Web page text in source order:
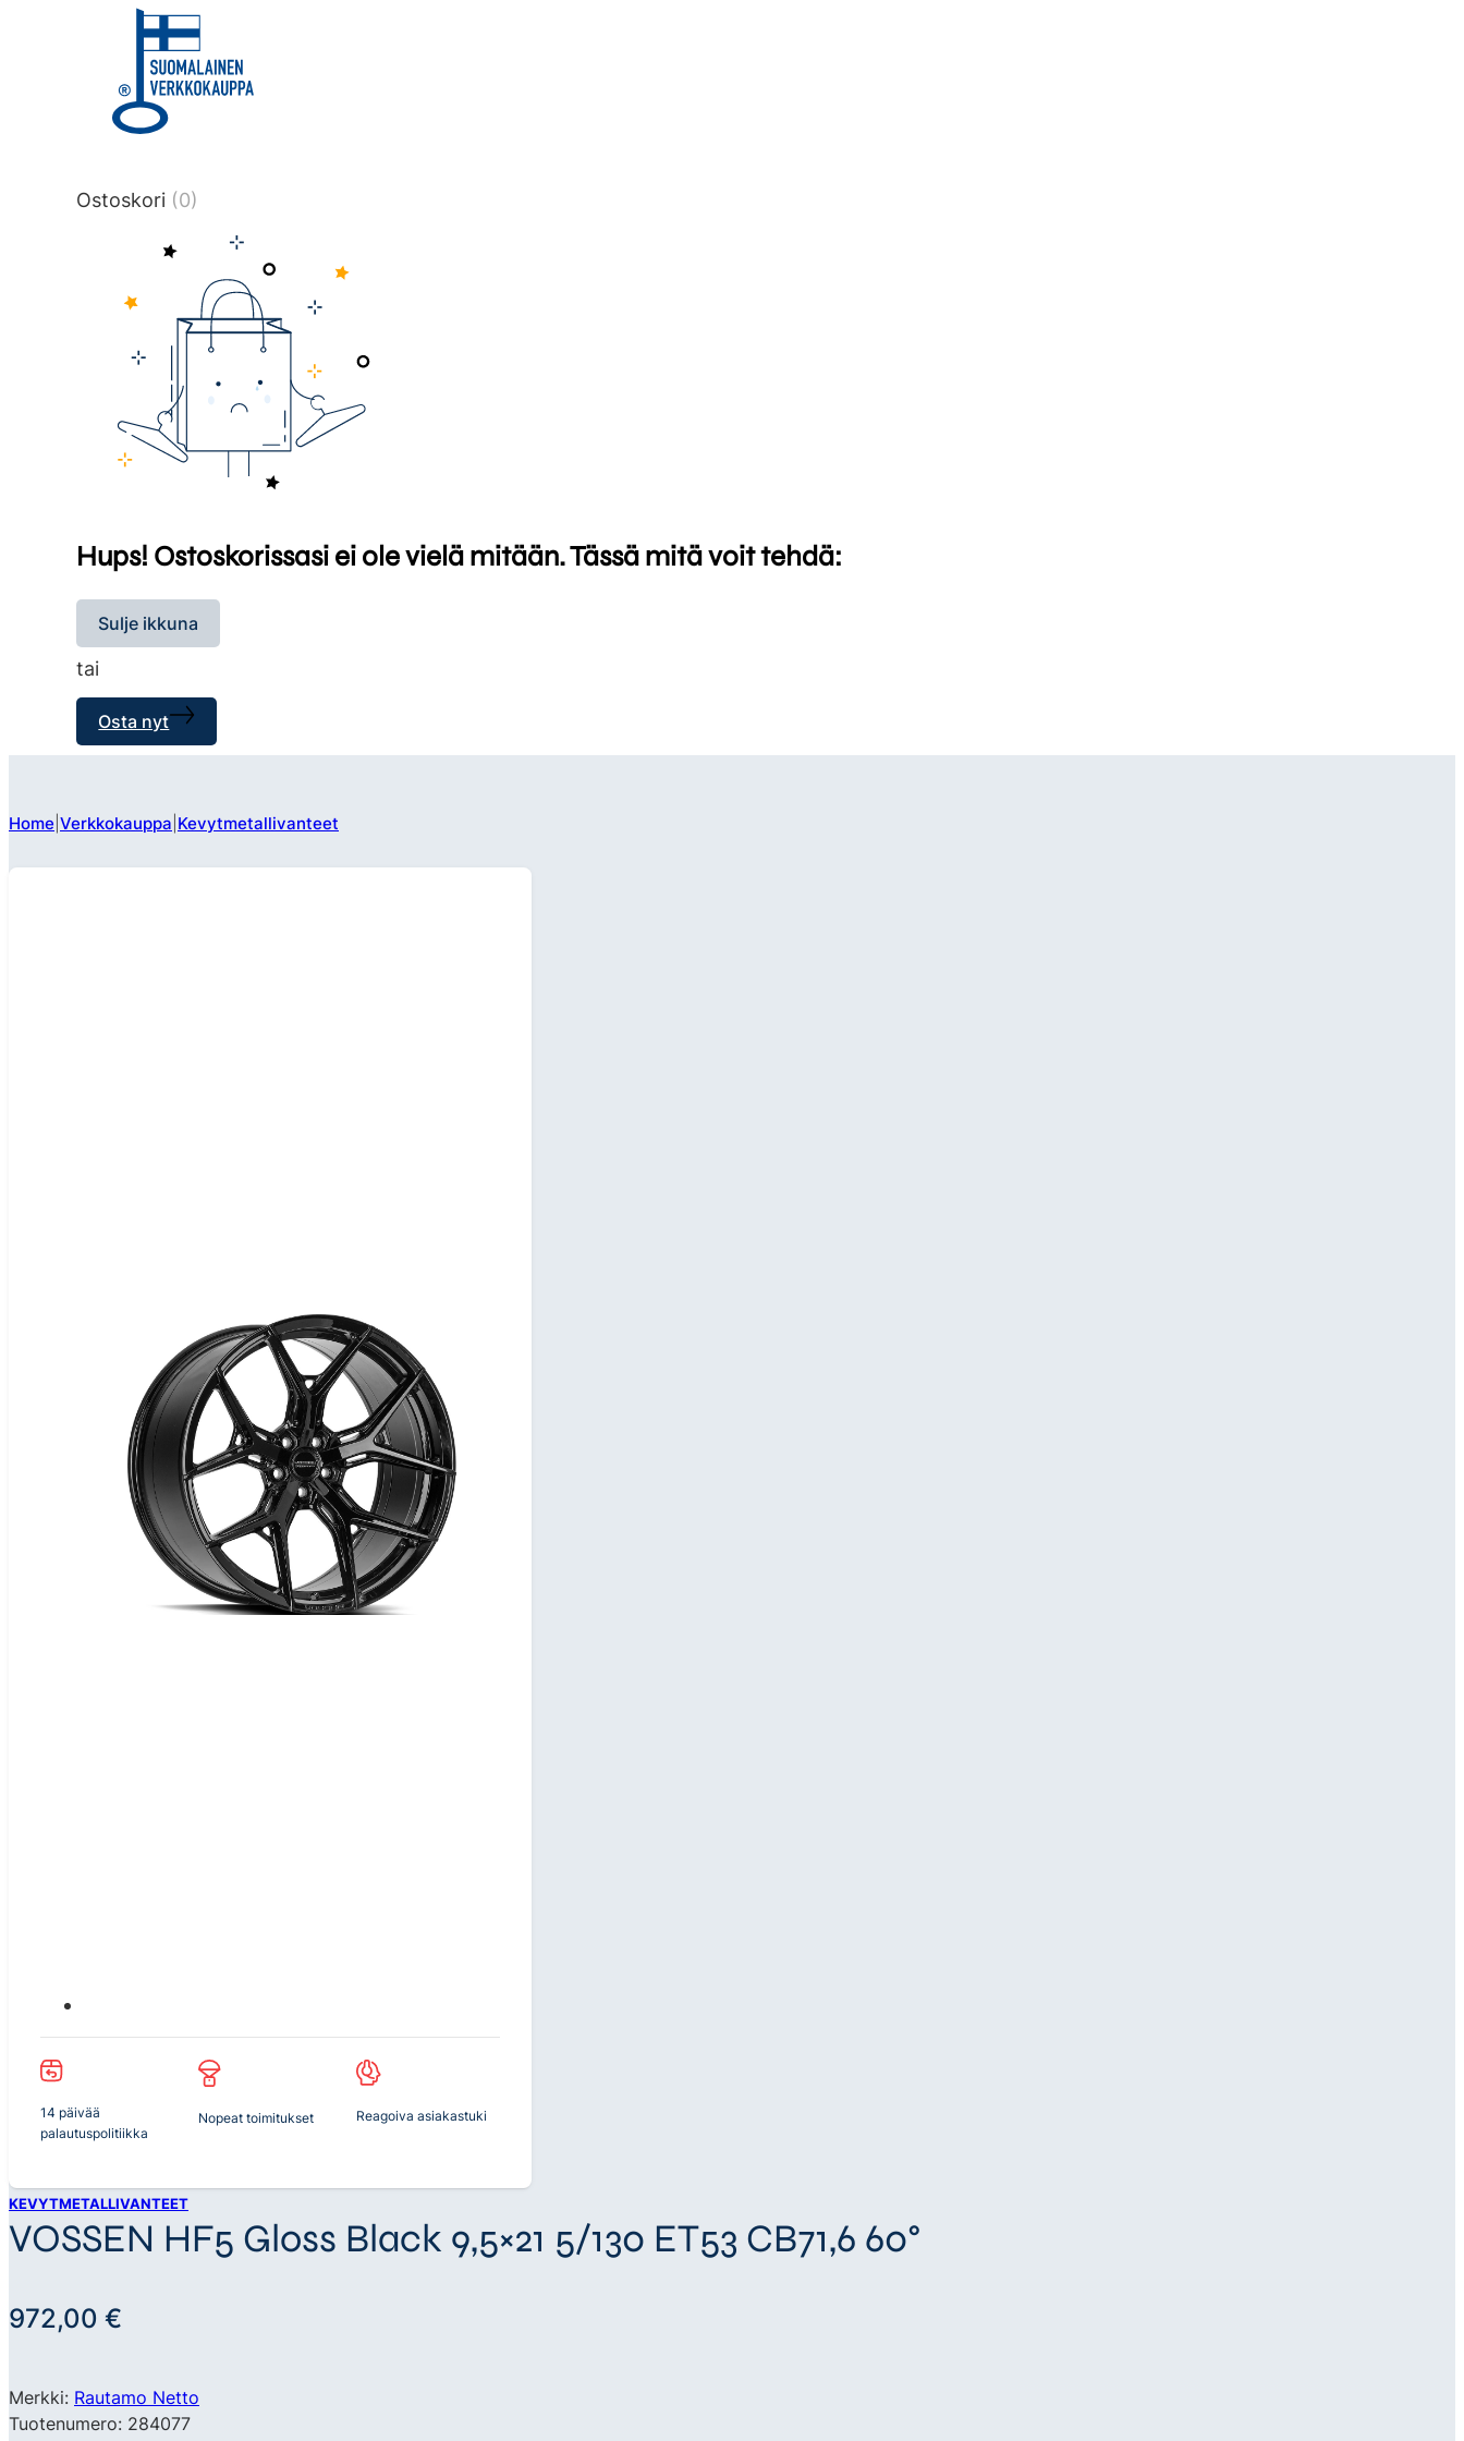
title or content.","post_type":
["product"],"ajax_loader_animation":"ripple","ajax_loader_selector":"#brxe-
tmlmvi","meta_query":
data-original-query-vars="[]" data-page="1" data-max-
Ostoskori (0)
Hups! Ostoskorissasi ei ole vielä mitään. Tässä mitä voit tehdä:
Sulje ikkuna
tai
Osta nyt
Home Verkkokauppa Kevytmetallivanteet
14 päivää
palautuspolitiikka
Nopeat toimitukset Reagoiva asiakastuki
KEVYTMETALLIVANTEET
VOSSEN HF5 Gloss Black 9,5×21 5/130 ET53 CB71,6 60°
972,00 €
Merkki: Rautamo Netto
Tuotenumero: 284077